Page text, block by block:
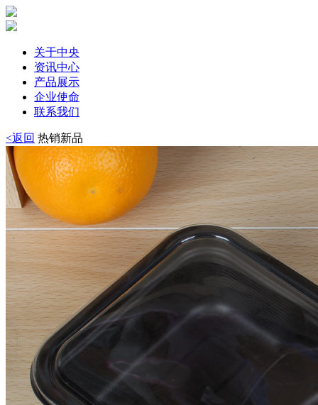
关于中央
资讯中心
产品展示
企业使命
联系我们
<返回 热销新品